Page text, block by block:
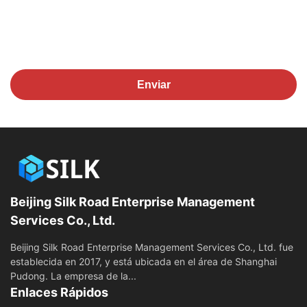
Enviar
Beijing Silk Road Enterprise Management
Services Co., Ltd.
Beijing Silk Road Enterprise Management Services Co., Ltd. fue
establecida en 2017, y está ubicada en el área de Shanghai
Pudong. La empresa de la...
Enlaces Rápidos